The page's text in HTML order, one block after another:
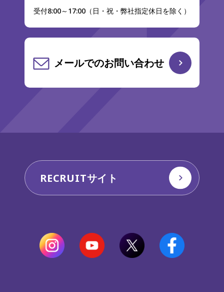
受付8:00～17:00（日・祝・弊社指定休日を除く）
メールでのお問い合わせ
RECRUITサイト